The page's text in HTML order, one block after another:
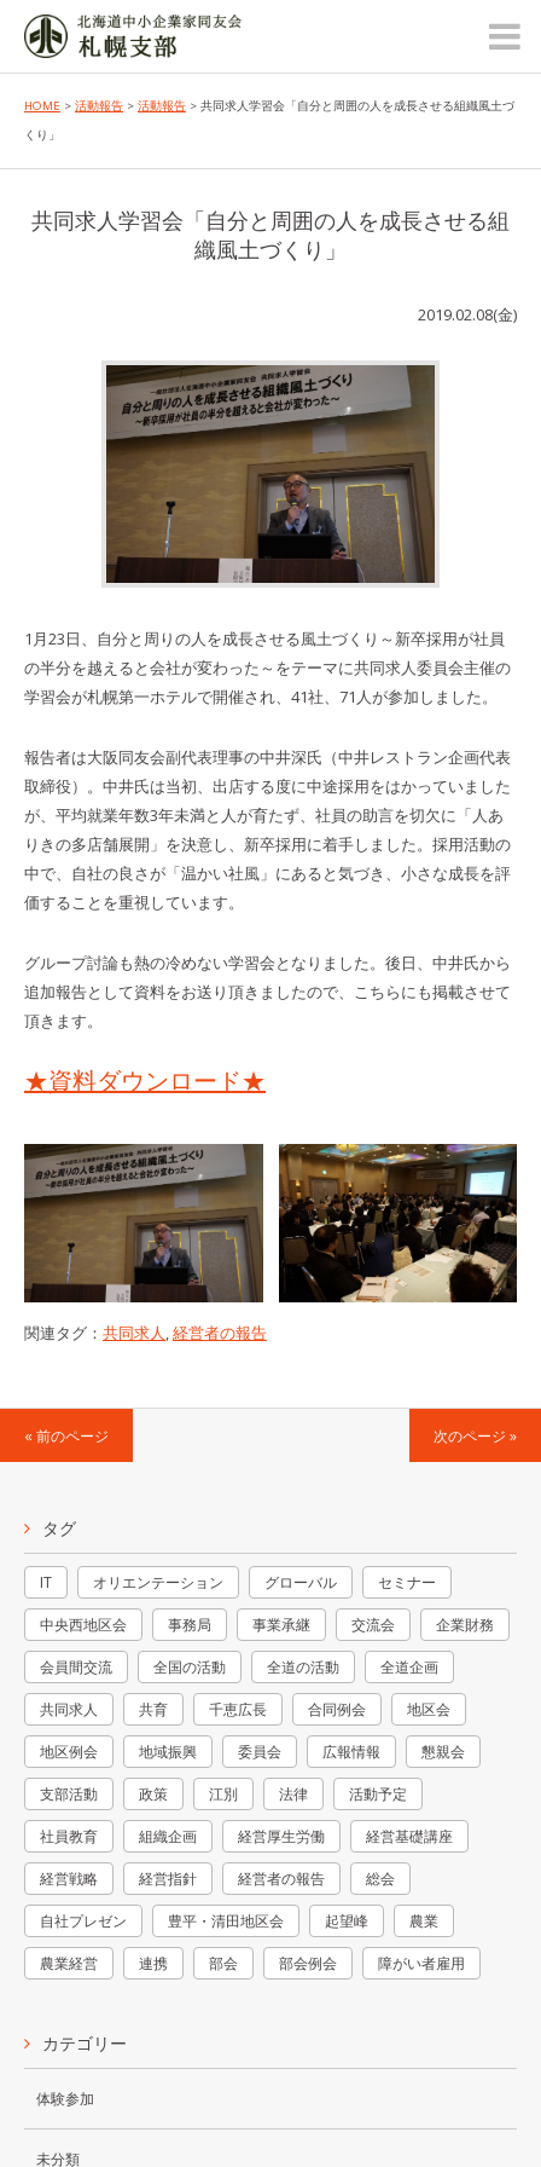
HOME > 活動報告 > 活動報告 > 共同求人学習会「自分と周囲の人を成長させる組織風土づ
くり」
共同求人学習会「自分と周囲の人を成長させる組
織風土づくり」
2019.02.08(金)
1月23日、自分と周りの人を成長させる風土づくり～新卒採用が社員
の半分を越えると会社が変わった～をテーマに共同求人委員会主催の
学習会が札幌第一ホテルで開催され、41社、71人が参加しました。
報告者は大阪同友会副代表理事の中井深氏（中井レストラン企画代表
取締役）。中井氏は当初、出店する度に中途採用をはかっていました
が、平均就業年数3年未満と人が育たず、社員の助言を切欠に「人あ
りきの多店舗展開」を決意し、新卒採用に着手しました。採用活動の
中で、自社の良さが「温かい社風」にあると気づき、小さな成長を評
価することを重視しています。
グループ討論も熱の冷めない学習会となりました。後日、中井氏から
追加報告として資料をお送り頂きましたので、こちらにも掲載させて
頂きます。
★資料ダウンロード★
関連タグ： 共同求人,経営者の報告
« 前のページ 次のページ »
タグ
IT オリエンテーション グローバル セミナー
中央西地区会 事務局 事業承継 交流会 企業財務
会員間交流 全国の活動 全道の活動 全道企画
共同求人 共育 千恵広長 合同例会 地区会
地区例会 地域振興 委員会 広報情報 懇親会
支部活動 政策 江別 法律 活動予定
社員教育 組織企画 経営厚生労働 経営基礎講座
経営戦略 経営指針 経営者の報告 総会
自社プレゼン 豊平・清田地区会 起望峰 農業
農業経営 連携 部会 部会例会 障がい者雇用
カテゴリー
体験参加
未分類